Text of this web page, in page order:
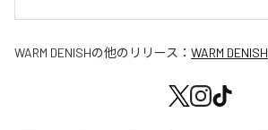
WARM DENISHの他のリリース： WARM DENISH